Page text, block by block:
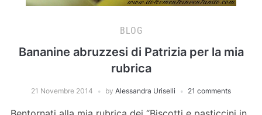
BLOG
Bananine abruzzesi di Patrizia per la mia
rubrica
21 Novembre 2014 by Alessandra Uriselli 21 comments